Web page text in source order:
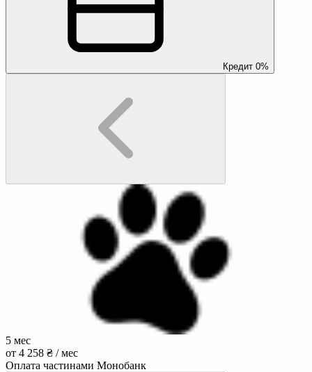
Кредит 0%
5 мес
от 4 258 ₴ / мес
Оплата частинами Монобанк